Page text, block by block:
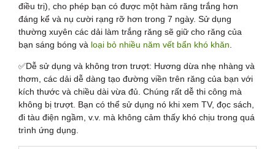
điều trị), cho phép bạn có được một hàm răng trắng hơn
đáng kể và nụ cười rạng rỡ hơn trong 7 ngày. Sử dụng
thường xuyên các dải làm trắng răng sẽ giữ cho răng của
bạn sáng bóng và loại bỏ nhiều năm vết bẩn khó khăn
✅Dễ sử dụng và không trơn trượt: Hương dừa nhẹ nhàng và
thơm, các dải dễ dàng tạo đường viền trên răng của bạn với
kích thước và chiều dài vừa đủ. Chúng rất dễ thi công mà
không bị trượt. Bạn có thể sử dụng nó khi xem TV, đọc sách,
đi tàu điện ngầm, v.v. mà không cảm thấy khó chịu trong quá
trình ứng dụng.